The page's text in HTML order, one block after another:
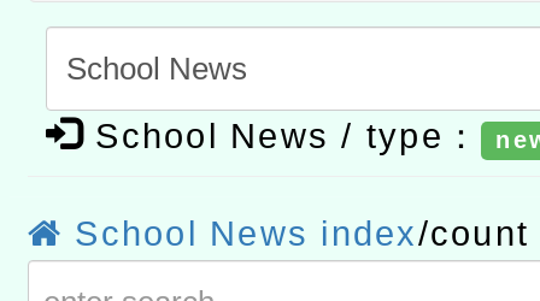
「數位內容與教學軟體線
赴陸應申請許可一案
轉知經濟部水利署委託財
研究院辦理「115年表揚
位及節水達人選拔活動」
115年8月22日(星期六)辦
市孔廟祈福系列活動—儒
School News / type：
School News index/count